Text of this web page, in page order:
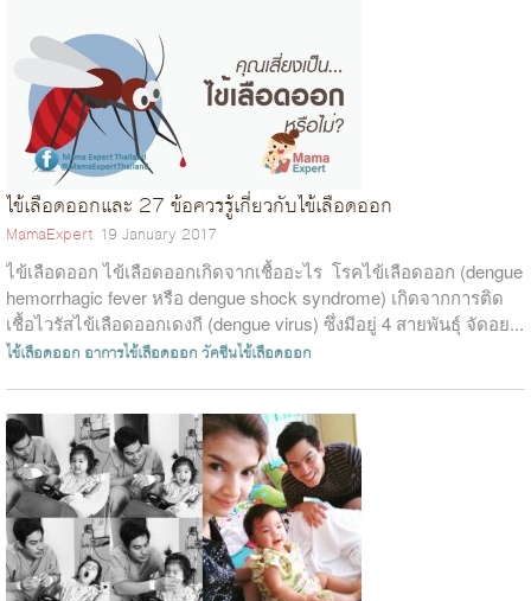
ไข้เลือดออกและ 27 ข้อควรรู้เกี่ยวกับไข้เลือดออก
MamaExpert 19 January 2017
ไข้เลือดออก ไข้เลือดออกเกิดจากเชื้ออะไร โรคไข้เลือดออก (dengue
hemorrhagic fever หรือ dengue shock syndrome) เกิดจากการติด
เชื้อไวรัสไข้เลือดออกเดงกี (dengue virus) ซึ่งมีอยู่ 4 สายพันธุ์ จัดอย...
ไข้เลือดออก อาการไข้เลือดออกวัคซีนไข้เลือดออก